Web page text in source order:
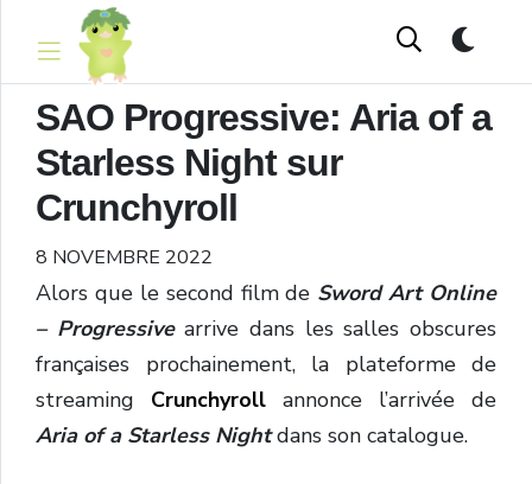
SAO Progressive: Aria of a
Starless Night sur
Crunchyroll
8 NOVEMBRE 2022
Alors que le second film de Sword Art Online
– Progressivearrive dans les salles obscures
françaises prochainement, la plateforme de
streaming Crunchyroll annonce l’arrivée de
Aria of a Starless Nightdans son catalogue.